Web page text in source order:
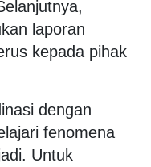
laporan
kepada pihak
dengan
fenomena
Untuk